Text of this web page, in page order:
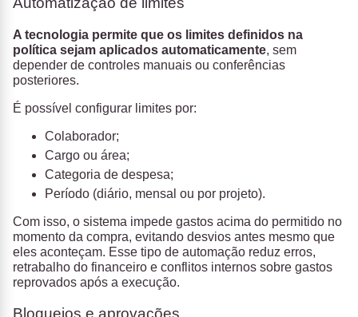
A tecnologia permite que os limites definidos na
política sejam aplicados automaticamente, sem
depender de controles manuais ou conferências
posteriores.
É possível configurar limites por:
Colaborador;
Cargo ou área;
Categoria de despesa;
Período (diário, mensal ou por projeto).
Com isso, o sistema impede gastos acima do permitido no
momento da compra, evitando desvios antes mesmo que
eles aconteçam. Esse tipo de automação reduz erros,
retrabalho do financeiro e conflitos internos sobre gastos
reprovados após a execução.
Bloqueios e aprovações